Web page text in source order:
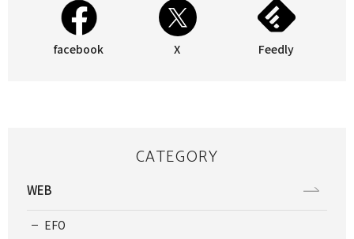
facebook X Feedly
CATEGORY
WEB
EFO